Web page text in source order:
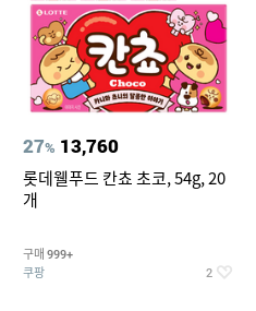
27% 13,760
롯데웰푸드 칸쵸 초코, 54g, 20
개
구매 999+
쿠팡 2